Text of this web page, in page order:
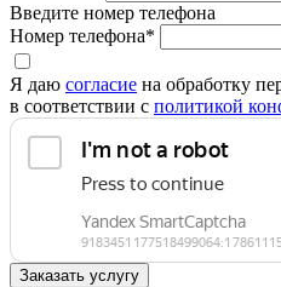
Введите номер телефона
Номер телефона*
Я даю согласие на обработку
в соответствии с политикой